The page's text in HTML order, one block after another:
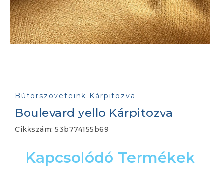
Bútorszöveteink Kárpitozva
Boulevard yello Kárpitozva
Cikkszám: 53b774155b69
Kapcsolódó Termékek